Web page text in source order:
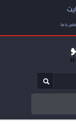
با ما